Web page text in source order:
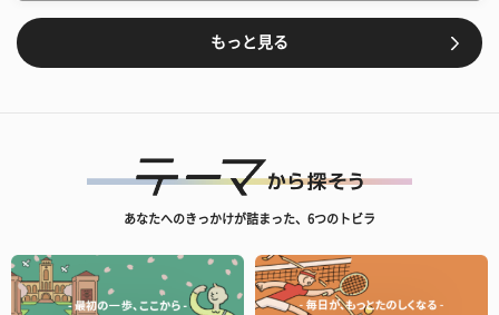
もっと見る
あなたへのきっかけが詰まった、6つのトビラ